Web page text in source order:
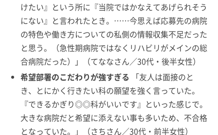
けたい』という所に『当院ではかなえてあげられそう
にない』と言われたとき。……今思えば応募先の病院
の特色や働き方についての私側の情報収集不足だった
と思う。（急性期病院ではなくリハビリがメインの総
合病院だった）」（てななさん／30代・後半女性）
希望部署のこだわりが強すぎる 「友人は面接のと
き、とにかく行きたい科の願望を強く言っていた。
『できるかぎり◎◎科がいいです』といった感じで。
大きな病院だと希望に添えない事も多いため、不合格
となっていた。」（さちさん／30代・前半女性）